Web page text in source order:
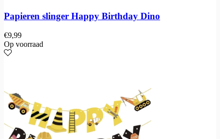
Papieren slinger Happy Birthday Dino
€9,99
Op voorraad